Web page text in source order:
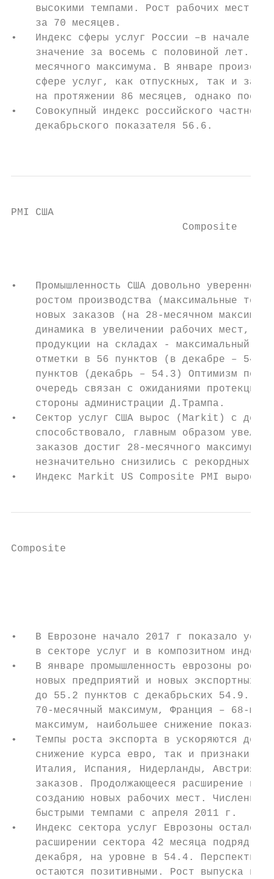
высокими темпами. Рост рабочих мест в
    за 70 месяцев.
•   Индекс сферы услуг России –в начале
значение за восемь с половиной лет.
месячного максимума. В январе
сфере услуг, как отпускных, так и
на протяжении 86 месяцев, однако
•   Совокупный индекс российского
    декабрьского показателя 56.6.
PMI США
Composite
•   Промышленность США довольно
ростом производства (максимальные
новых заказов (на 28-месячном
динамика в увеличении рабочих мест, а
продукции на складах - максимальный с
отметки в 56 пунктов (в декабре –
пунктов (декабрь – 54.3) Оптимизм по
очередь связан с ожиданиями
    стороны администрации Д.Трампа.
•   Сектор услуг США вырос (Markit) с
способствовало, главным образом
заказов достиг 28-месячного
незначительно снизились с рекордных
•   Индекс Markit US Composite PMI
Composite
•   В Еврозоне начало 2017 г показало
в секторе услуг и в композитном
•   В январе промышленность еврозоны
новых предприятий и новых экспортных
до 55.2 пунктов с декабрьских 54.9.
70-месячный максимум, Франция – 68-
максимум, наибольшее снижение
•   Темпы роста экспорта в ускоряются до
снижение курса евро, так и признаки
Италия, Испания, Нидерланды, Австрия
заказов. Продолжающееся расширение
созданию новых рабочих мест.
    быстрыми темпами с апреля 2011 г.
•   Индекс сектора услуг Еврозоны остался
расширении сектора 42 месяца подряд.
декабря, на уровне в 54.4.
остаются позитивными. Рост выпуска и